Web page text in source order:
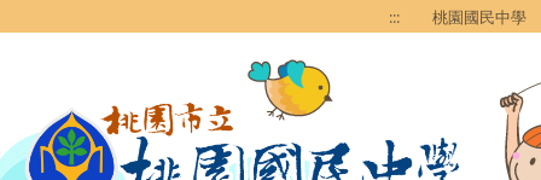
::: 桃園國民中學